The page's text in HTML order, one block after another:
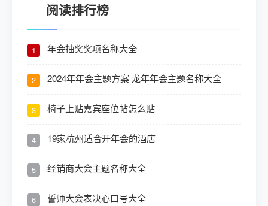
阅读排行榜
1 年会抽奖奖项名称大全
2 2024年年会主题方案 龙年年会主题名称大全
3 椅子上贴嘉宾座位帖怎么贴
4 19家杭州适合开年会的酒店
5 经销商大会主题名称大全
6 誓师大会表决心口号大全